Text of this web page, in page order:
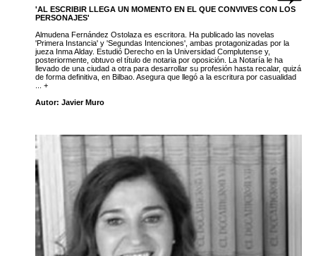
'AL ESCRIBIR LLEGA UN MOMENTO EN EL QUE CONVIVES CON LOS
PERSONAJES'
Almudena Fernández Ostolaza es escritora. Ha publicado las novelas
'Primera Instancia' y 'Segundas Intenciones', ambas protagonizadas por la
jueza Inma Alday. Estudió Derecho en la Universidad Complutense y,
posteriormente, obtuvo el título de notaria por oposición. La Notaría le ha
llevado de una ciudad a otra para desarrollar su profesión hasta recalar, quizá
de forma definitiva, en Bilbao. Asegura que llegó a la escritura por casualidad
... +
Autor: Javier Muro